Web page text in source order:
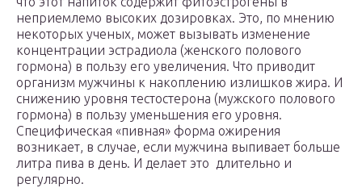
неприемлемо высоких дозировках. Это, по мнению
некоторых ученых, может вызывать изменение
концентрации эстрадиола (женского полового
гормона) в пользу его увеличения. Что приводит
организм мужчины к накоплению излишков жира. И
снижению уровня тестостерона (мужского полового
гормона) в пользу уменьшения его уровня.
Специфическая «пивная» форма ожирения
возникает, в случае, если мужчина выпивает больше
литра пива в день. И делает это длительно и
регулярно.